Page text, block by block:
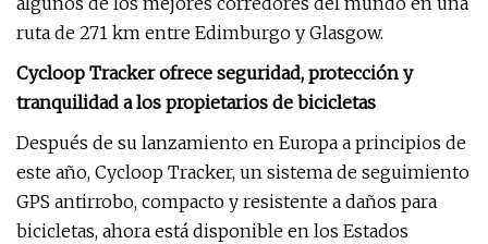
ruta de 271 km entre Edimburgo y Glasgow.
Cycloop Tracker ofrece seguridad, protección y
tranquilidad a los propietarios de bicicletas
Después de su lanzamiento en Europa a principios de
este año, Cycloop Tracker, un sistema de seguimiento
GPS antirrobo, compacto y resistente a daños para
bicicletas, ahora está disponible en los Estados